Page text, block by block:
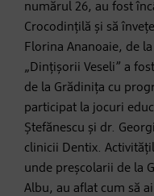
numărul 26, au fost
Crocodințilă și să
Florina Ananoaie, de
„Dințișorii Veseli” a
de la Grădinița cu
participat la jocuri
Ștefănescu și dr.
clinicii Dentix.
unde preșcolarii de la
Albu, au aflat cum să